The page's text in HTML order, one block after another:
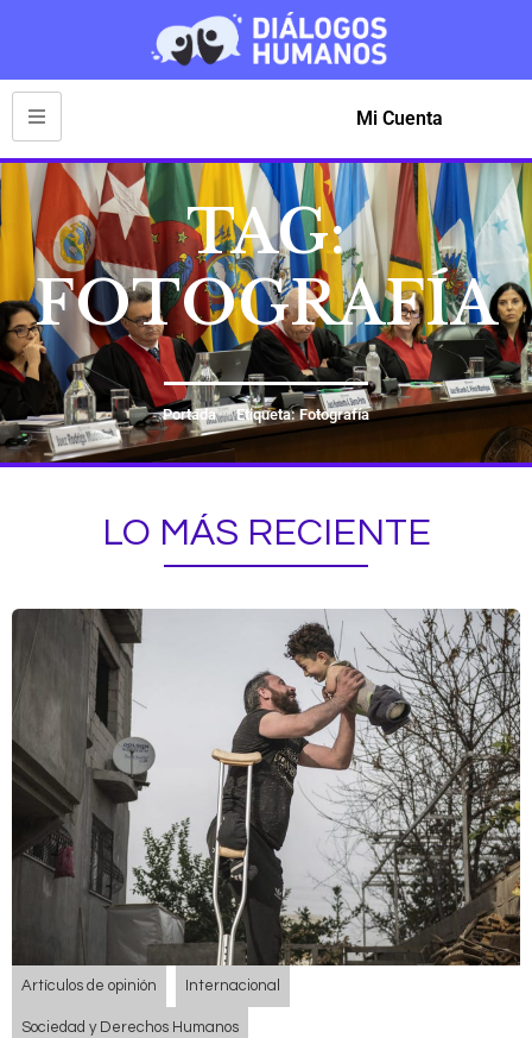
Mi Cuenta
TAG:
FOTOGRAFÍA
Portada Etiqueta: Fotografía
LO MÁS RECIENTE
Artículos de opinión Internacional
Sociedad y Derechos Humanos